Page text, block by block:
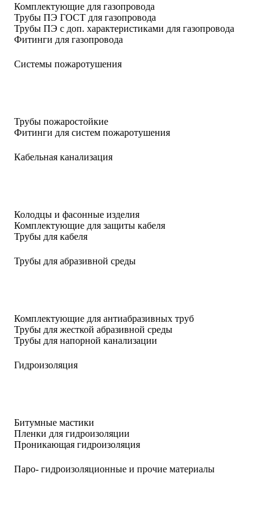
Комплектующие для газопровода
Трубы ПЭ ГОСТ для газопровода
Трубы ПЭ с доп. характеристиками для газопровода
Фитинги для газопровода
Системы пожаротушения
Трубы пожаростойкие
Фитинги для систем пожаротушения
Кабельная канализация
Колодцы и фасонные изделия
Комплектующие для защиты кабеля
Трубы для кабеля
Трубы для абразивной среды
Комплектующие для антиабразивных труб
Трубы для жесткой абразивной среды
Трубы для напорной канализации
Гидроизоляция
Битумные мастики
Пленки для гидроизоляции
Проникающая гидроизоляция
Паро- гидроизоляционные и прочие материалы